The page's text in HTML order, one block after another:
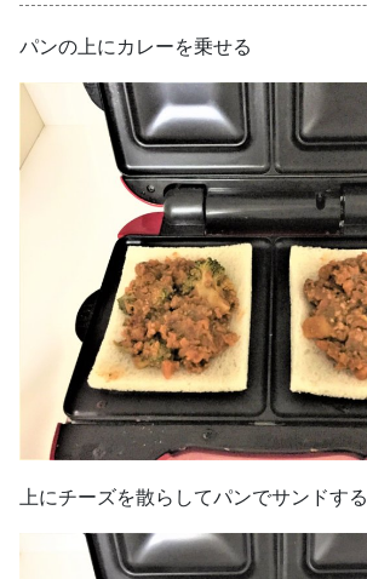
パンの上にカレーを乗せる
上にチーズを散らしてパンでサンドする